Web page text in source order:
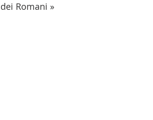
dei Romani »